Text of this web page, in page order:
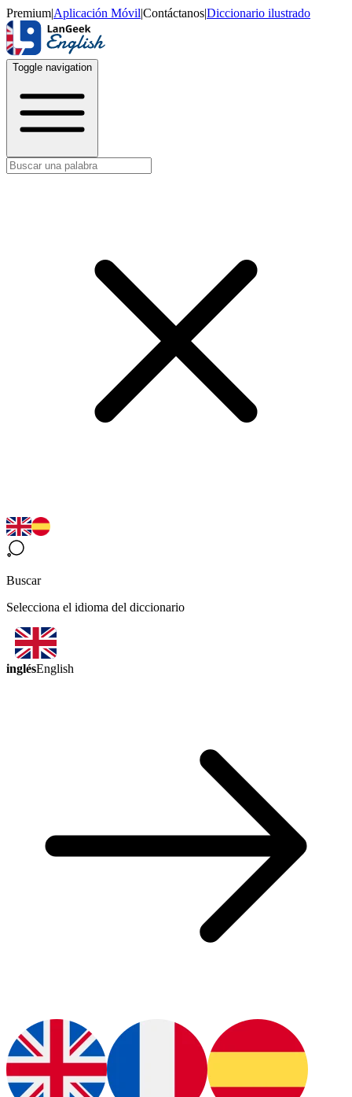
Premium|Aplicación Móvil|Contáctanos|Diccionario ilustrado
Toggle navigation
Buscar
Selecciona el idioma del diccionario
inglésEnglish